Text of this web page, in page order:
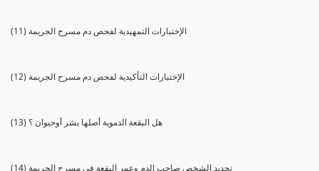
(11) الإختبارات التمهيدية لفحص دم مسرح الجريمة
(12) الإختبارات التأكيدية لفحص دم مسرح الجريمة
(13) هل البقعة الدموية أصلها بشر أوحيوان ؟
(14) تحديد الشخص صاحب الدم وعمر البقعة في مسرح الجريمة